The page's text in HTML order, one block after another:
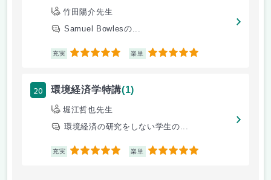
竹田陽介先生
Samuel Bowlesの...
充実 5 楽単 5
20 環境経済学特講(1)
堀江哲也先生
環境経済の研究をしない学生の...
充実 5 楽単 5